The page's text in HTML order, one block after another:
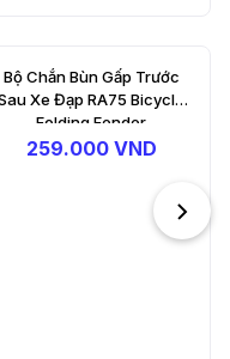
Bộ Chắn Bùn Trước Sau Xe
Đạp RA76 BICYCLE
FENDER
289.000 VND